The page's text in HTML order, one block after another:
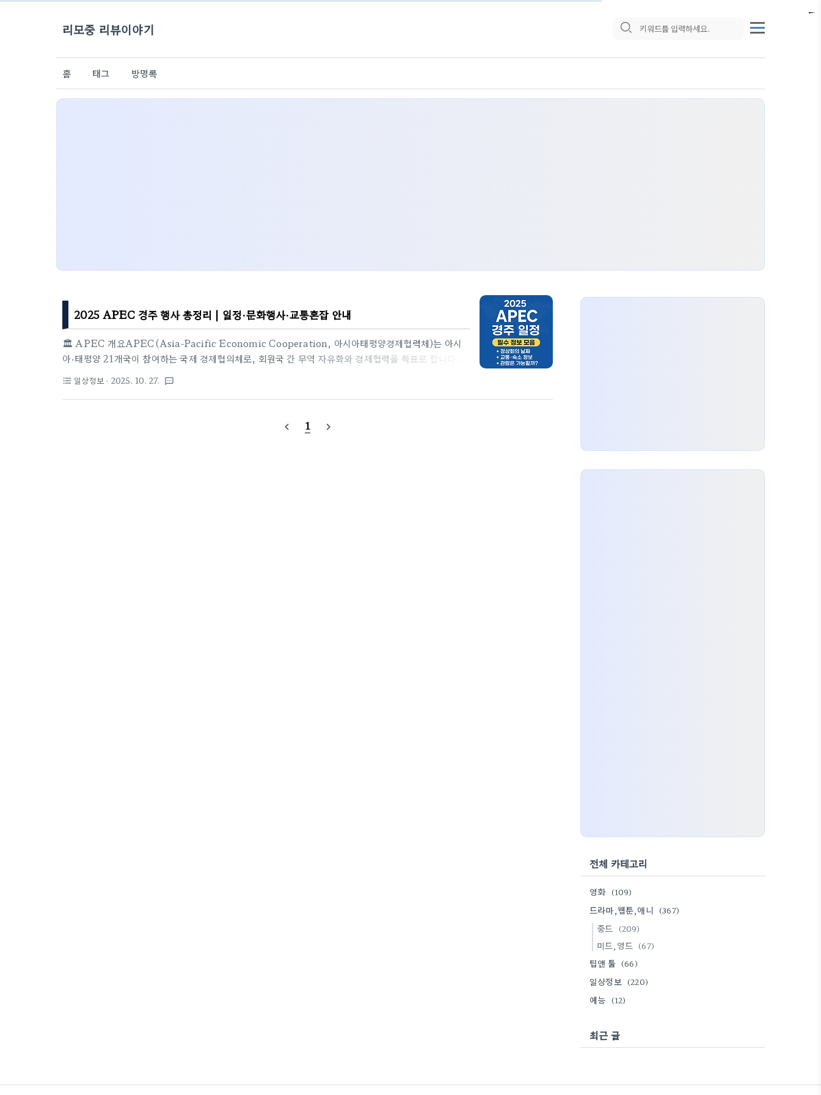
리모중 리뷰이야기
홈 태그 방명록
2025 APEC 경주 행사 총정리 | 일정·문화행사·교통혼잡 안내
🏛️ APEC 개요APEC(Asia-Pacific Economic Cooperation, 아시아태평양경제협력체)는 아시
아·태평양 21개국이 참여하는 국제 경제협의체로, 회원국 간 무역 자유화와 경제협력을 목표로 합니다.
최입니다.📅 주요 회의 일정 요약구분행사명일정장소1제1차 고위관리회의 및 관련회의2025년 2월 24일
자문회의2025년 4월 23일 ~ 4월 26일캐나다 토론토4해양관계장관회의2025년 4월 30일 ~ 5월 1일부
format_list_bulleted 일상정보 · 2025. 10. 27. textsms
navigate_before 1 navigate_next
전체 카테고리
영화 (109)
드라마,웹툰,애니 (367)
중드 (209)
미드,영드 (67)
팁앤 툴 (66)
일상정보 (220)
예능 (12)
최근 글